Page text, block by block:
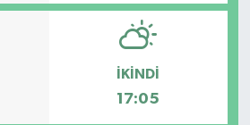
İKINDI
17:05